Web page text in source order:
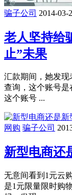
骗子公司 2014-03-
老人坚持给
止”未果
汇款期间，她发
查询，这个账号是
这个账号 ...
网购 骗子公司
新型电商还
无意间看到1元云
是1元限量限时购